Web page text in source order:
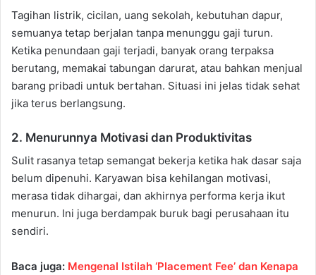
Tagihan listrik, cicilan, uang sekolah, kebutuhan dapur,
semuanya tetap berjalan tanpa menunggu gaji turun.
Ketika penundaan gaji terjadi, banyak orang terpaksa
berutang, memakai tabungan darurat, atau bahkan menjual
barang pribadi untuk bertahan. Situasi ini jelas tidak sehat
jika terus berlangsung.
2. Menurunnya Motivasi dan Produktivitas
Sulit rasanya tetap semangat bekerja ketika hak dasar saja
belum dipenuhi. Karyawan bisa kehilangan motivasi,
merasa tidak dihargai, dan akhirnya performa kerja ikut
menurun. Ini juga berdampak buruk bagi perusahaan itu
sendiri.
Baca juga: Mengenal Istilah ‘Placement Fee’ dan Kenapa